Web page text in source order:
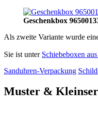
Geschenkbox
Als zweite Variante wurde
Sie ist unter Schiebeboxen
Sanduhren-Verpackung
Muster &